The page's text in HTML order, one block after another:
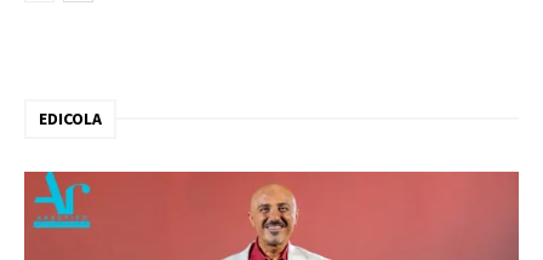
EDICOLA